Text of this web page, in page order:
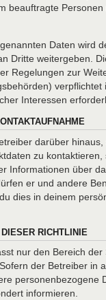
beauftragte
Daten wird
Dritte weitergeben.
Regelungen zur
Interessen
darüber
zu kontaktieren,
Informationen über
er und andere
dies in deinem
RICHTLINIE
nur den Bereich
der Betreiber in
personenbezogene
informieren.